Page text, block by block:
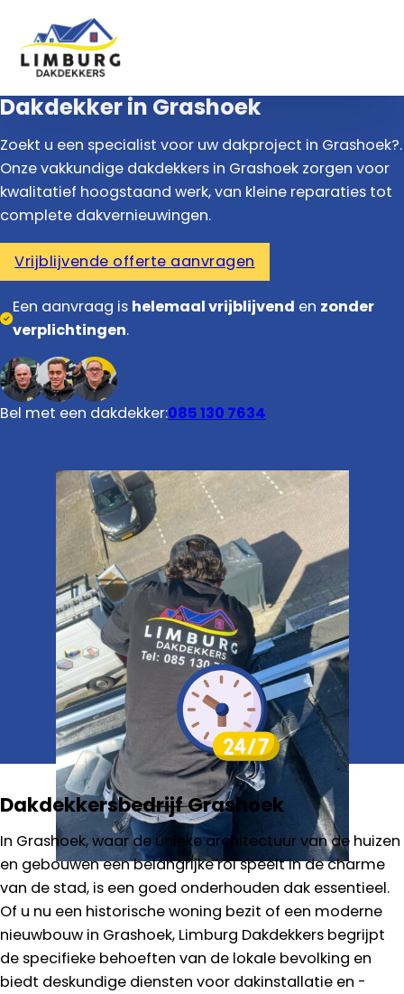
Dakdekker in Grashoek
Zoekt u een specialist voor uw dakproject in Grashoek?.
Onze vakkundige dakdekkers in Grashoek zorgen voor
kwalitatief hoogstaand werk, van kleine reparaties tot
complete dakvernieuwingen.
Vrijblijvende offerte aanvragen
Een aanvraag is helemaal vrijblijvend en zonder
verplichtingen.
Bel met een dakdekker:085 130 7634
Dakdekkersbedrijf Grashoek
In Grashoek, waar de unieke architectuur van de huizen
en gebouwen een belangrijke rol speelt in de charme
van de stad, is een goed onderhouden dak essentieel.
Of u nu een historische woning bezit of een moderne
nieuwbouw in Grashoek, Limburg Dakdekkers begrijpt
de specifieke behoeften van de lokale bevolking en
biedt deskundige diensten voor dakinstallatie en -